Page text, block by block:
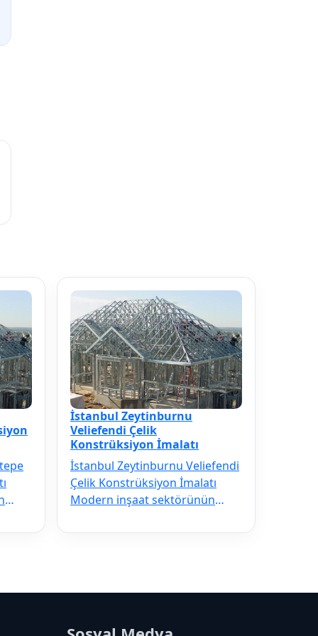
İstanbul Zeytinburnu
Veliefendi Çelik
Konstrüksiyon İmalatı
İstanbul Zeytinburnu Veliefendi
Çelik Konstrüksiyon İmalatı
Modern inşaat sektörünün
Zeytinbu…